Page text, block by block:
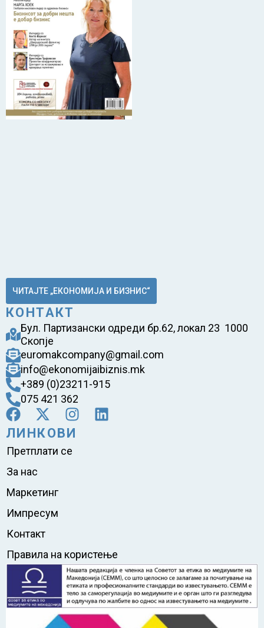
ЧИТАЈТЕ „ЕКОНОМИЈА И БИЗНИС“
КОНТАКТ
Бул. Партизански одреди бр.62, локал 23 1000
Скопје
euromakcompany@gmail.com
info@ekonomijaibiznis.mk
+389 (0)23211-915
075 421 362
ЛИНКОВИ
Претплати се
За нас
Маркетинг
Импресум
Контакт
Правила на користење